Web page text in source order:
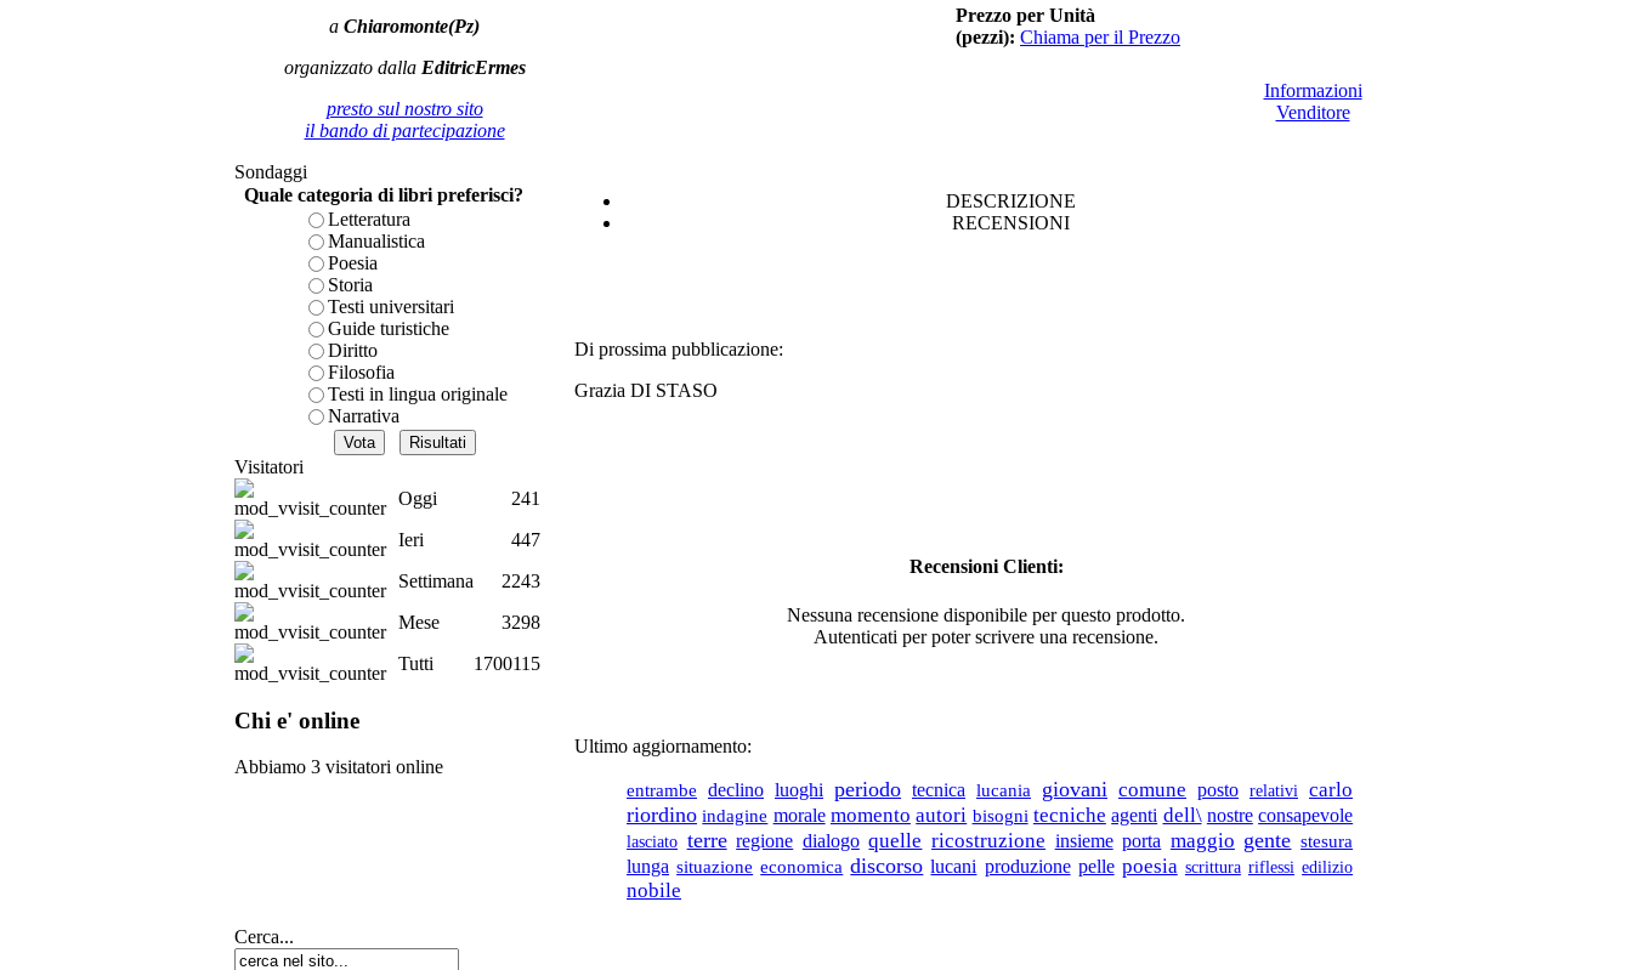
€ 30,00
€ 15,00
Basilicata tra
presente e futuro
a Chiaromonte(Pz)
organizzato dalla EditricErmes
presto sul nostro sito
il bando di partecipazione
Sondaggi
Quale categoria di libri preferisci?
Letteratura
Manualistica
Poesia
Storia
Testi universitari
Guide turistiche
Diritto
Filosofia
Testi in lingua originale
Narrativa
Visitatori
Oggi
241
Ieri
447
Settimana
2243
Mese
3298
Tutti
1700115
Chi e' online
Abbiamo 3 visitatori online
Prezzo per Unità
(pezzi): Chiama per il Prezzo
Informazioni
Venditore
DESCRIZIONE
RECENSIONI
Di prossima pubblicazione:
Grazia DI STASO
Recensioni Clienti:
Nessuna recensione disponibile per questo prodotto.
Autenticati per poter scrivere una recensione.
Ultimo aggiornamento:
entrambe declino luoghi periodo tecnica lucania giovani comune posto relativi
carlo
riordino indagine morale momento autori bisogni tecniche agenti dell\ nostre consapevole
lasciato terre regione dialogo quelle ricostruzione insieme porta maggio gente stesura
lunga situazione economica discorso lucani produzione pelle poesia scrittura riflessi edilizio
nobile
Cerca...